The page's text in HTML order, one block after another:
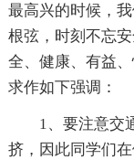
最高兴的时候，
根弦，时刻不忘
全、健康、有益
求作如下强调：
1、要注意交
挤，因此同学们